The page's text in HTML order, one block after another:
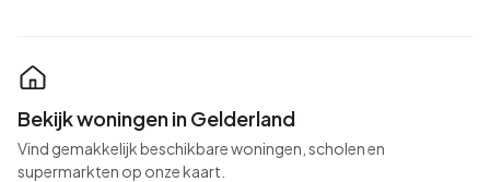
Bekijk woningen in Gelderland
Vind gemakkelijk beschikbare woningen, scholen en
supermarkten op onze kaart.